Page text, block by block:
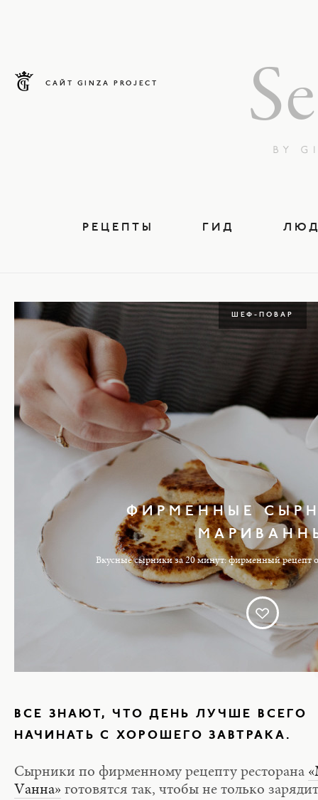
САЙТ GINZA PROJECT
РЕЦЕПТЫ ГИД
ШЕФ-ПОВАР
ФИРМЕННЫЕ
Вкусные сырники за 20 минут: фирменный рецепт

ВСЕ ЗНАЮТ, ЧТО ДЕНЬ ЛУЧШЕ ВСЕГО
НАЧИНАТЬ С ХОРОШЕГО ЗАВТРАКА.
Сырники по фирменному рецепту ресторана
Vанна» готовятся так, чтобы не только